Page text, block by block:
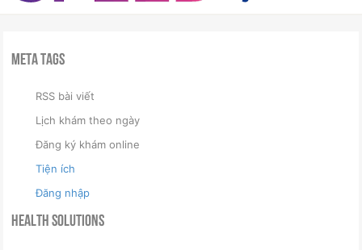
Meta Tags
RSS bài viết
Lịch khám theo ngày
Đăng ký khám online
Tiện ích
Đăng nhập
Health Solutions